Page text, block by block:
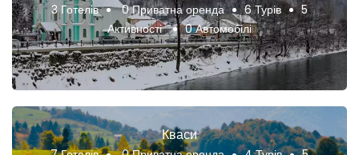
3 Готелів 0 Приватна оренда 6 Турів
5
Активності
0 Автомобілі
Кваси